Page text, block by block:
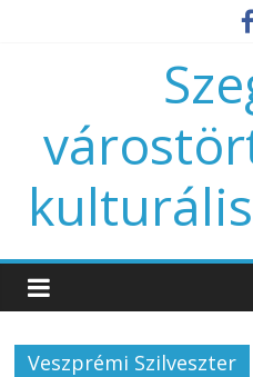
Veszprémi Szilveszter